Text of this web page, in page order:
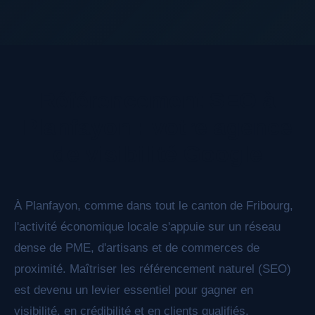
À Planfayon, comme dans tout le canton de Fribourg,
l'activité économique locale s'appuie sur un réseau
dense de PME, d'artisans et de commerces de
proximité. Maîtriser les référencement naturel (SEO)
est devenu un levier essentiel pour gagner en
visibilité, en crédibilité et en clients qualifiés.